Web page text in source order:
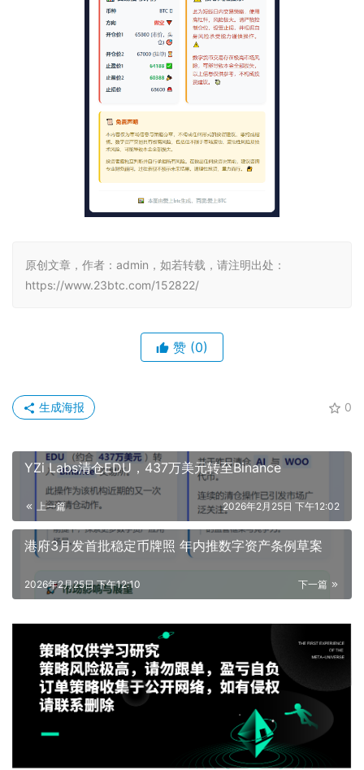
原创文章，作者：admin，如若转载，请注明出处：
https://www.23btc.com/152822/
赞 (0)
0
生成海报
YZi Labs清仓EDU，437万美元转至Binance
上一篇 2026年2月25日 下午12:02
港府3月发首批稳定币牌照 年内推数字资产条例草案
下一篇
2026年2月25日 下午12:10